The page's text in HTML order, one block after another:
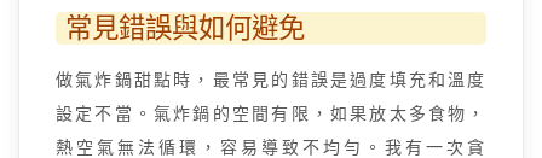
常見錯誤與如何避免
做氣炸鍋甜點時，最常見的錯誤是過度填充和溫度
設定不當。氣炸鍋的空間有限，如果放太多食物，
熱空氣無法循環，容易導致不均勻。我有一次貪